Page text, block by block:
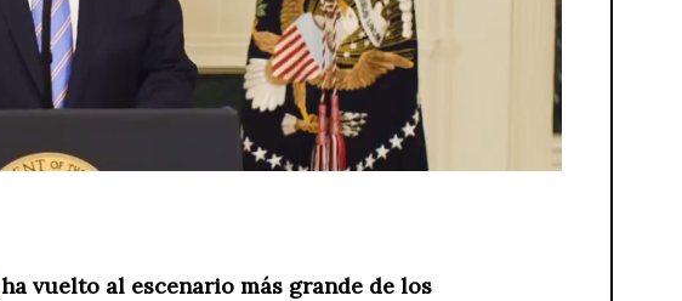
ha vuelto al escenario más grande de los